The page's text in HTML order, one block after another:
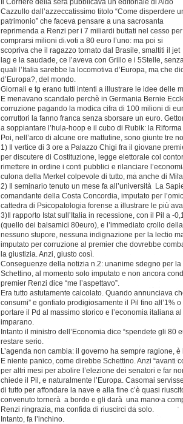
Il Corriere della sera pubblicava un editoriale di Aldo
Cazzullo dall’azzeccatissimo titolo “Come disperdere
patrimonio” che faceva pensare a una sacrosanta
reprimenda a Renzi per i 7 miliardi buttati nel cesso per
comprarsi milioni di voti a 80 euro l’uno: ma poi si
scopriva che il ragazzo tornato dal Brasile, smaltiti il jet
lag e la saudade, ce l’aveva con Grillo e i 5Stelle,
quali l’Italia sarebbe la locomotiva d’Europa, ma che
d’Europa?, del mondo.
Giornali e tg erano tutti intenti a illustrare le idee delle
E menavano scandalo perchè in Germania Bernie
corruzione pagando la modica cifra di 100 milioni di
corruttori la fanno franca senza sborsare un euro.
a soppiantare l’hula-hoop e il cubo di Rubik: la
Poi, nell’arco di alcune ore mattutine, sono giunte tre
1) Il vertice di 3 ore a Palazzo Chigi fra il giovane
per discutere di Costituzione, legge elettorale col
rimettere in ordine i conti pubblici e rilanciare
culona della Merkel colpevole di tutto, ma anche di
2) Il seminario tenuto un mese fa all’università La
comandante della Costa Concordia, imputato per
cattedra di Psicopatologia forense a illustrare le più
3)Il rapporto Istat sull’Italia in recessione, con il Pil a -
(quello dei balsamici 80euro), e l’immediato crollo
nessuno stupore, nessuna indignazione per la lectio
imputato per corruzione al premier che dovrebbe
la giustizia. Anzi, giusto così.
Conseguenze della notizia n.2: unanime sdegno per
Schettino, al momento solo imputato e non ancora
premier Renzi dice “me l’aspettavo”.
Era tutto astutamente calcolato. Quando annunciava
consumi” e gonfiato prodigiosamente il Pil fino all’1%
portare il Pd al massimo storico e l’economia italiana
imparano.
Intanto il ministro dell’Economia dice “spendete gli 80
restare serio.
L’agenda non cambia: il governo ha sempre ragione,
E niente panico, come direbbe Schettino. Anzi “avanti
per altri mesi per abolire l’elezione dei senatori e far
chiede il Pil, e naturalmente l’Europa. Casomai
di tutto per affondare la nave e alla fine c’è quasi
convenuto tornerà a bordo e gli darà una mano a
Renzi ringrazia, ma confida di riuscirci da solo.
Intanto, fa l’inchino.